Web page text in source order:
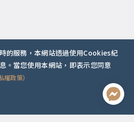
Google Podcasts
的服務，本網站透過使用Cookies紀
。當您使用本網站，即表示您同意
權政策）